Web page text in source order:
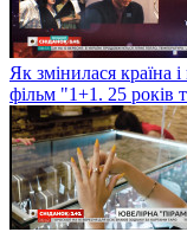
Як змінилася країна
фільм "1+1. 25 років